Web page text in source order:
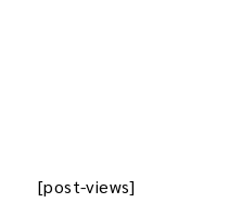
[post-views]